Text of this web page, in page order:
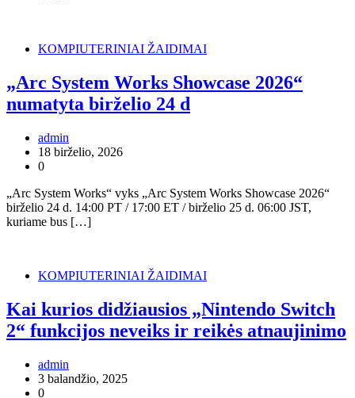
KOMPIUTERINIAI ŽAIDIMAI
„Arc System Works Showcase 2026“
numatyta birželio 24 d
admin
18 birželio, 2026
0
„Arc System Works“ vyks „Arc System Works Showcase 2026“
birželio 24 d. 14:00 PT / 17:00 ET / birželio 25 d. 06:00 JST,
kuriame bus […]
KOMPIUTERINIAI ŽAIDIMAI
Kai kurios didžiausios „Nintendo Switch
2“ funkcijos neveiks ir reikės atnaujinimo
admin
3 balandžio, 2025
0